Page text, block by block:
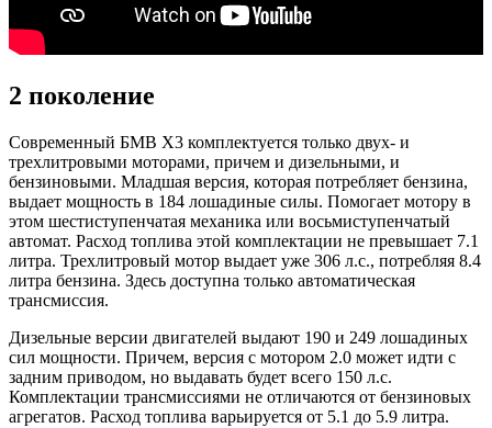
2 поколение
Современный БМВ Х3 комплектуется только двух- и
трехлитровыми моторами, причем и дизельными, и
бензиновыми. Младшая версия, которая потребляет бензина,
выдает мощность в 184 лошадиные силы. Помогает мотору в
этом шестиступенчатая механика или восьмиступенчатый
автомат. Расход топлива этой комплектации не превышает 7.1
литра. Трехлитровый мотор выдает уже 306 л.с., потребляя 8.4
литра бензина. Здесь доступна только автоматическая
трансмиссия.
Дизельные версии двигателей выдают 190 и 249 лошадиных
сил мощности. Причем, версия с мотором 2.0 может идти с
задним приводом, но выдавать будет всего 150 л.с.
Комплектации трансмиссиями не отличаются от бензиновых
агрегатов. Расход топлива варьируется от 5.1 до 5.9 литра.